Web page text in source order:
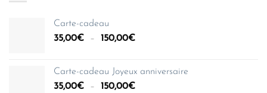
Carte-cadeau
35,00€ – 150,00€Plage
35,00€
à
Carte-cadeau Joyeux anniversaire
35,00€ – 150,00€Plage